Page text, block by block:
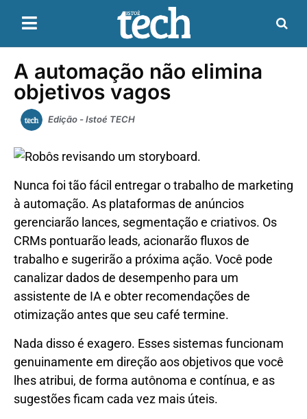
A automação não elimina
objetivos vagos
Edição - Istoé TECH
Nunca foi tão fácil entregar o trabalho de marketing
à automação. As plataformas de anúncios
gerenciarão lances, segmentação e criativos. Os
CRMs pontuarão leads, acionarão fluxos de
trabalho e sugerirão a próxima ação. Você pode
canalizar dados de desempenho para um
assistente de IA e obter recomendações de
otimização antes que seu café termine.
Nada disso é exagero. Esses sistemas funcionam
genuinamente em direção aos objetivos que você
lhes atribui, de forma autônoma e contínua, e as
sugestões ficam cada vez mais úteis.